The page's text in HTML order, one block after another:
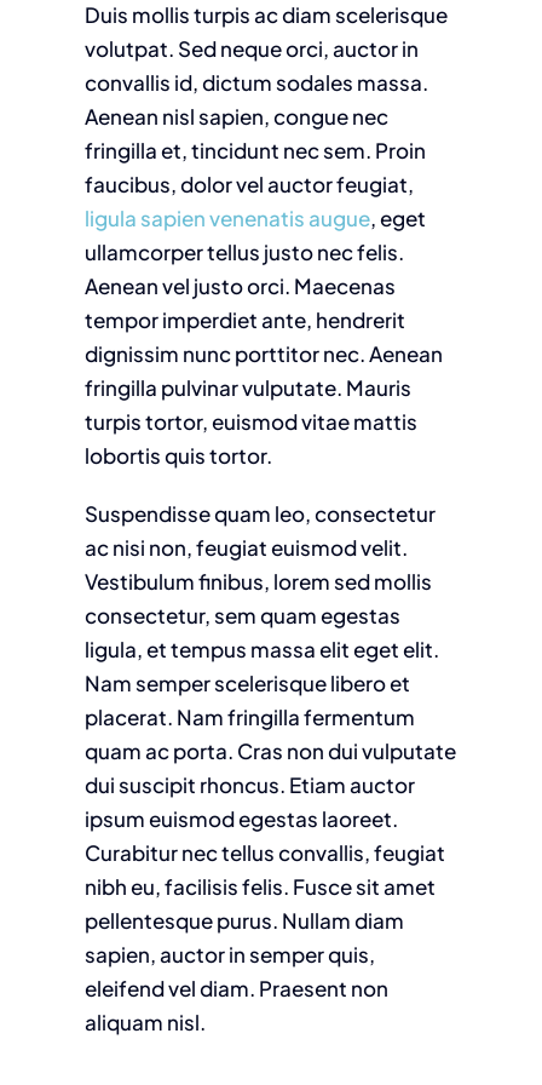
Duis mollis turpis ac diam scelerisque
volutpat. Sed neque orci, auctor in
convallis id, dictum sodales massa.
Aenean nisl sapien, congue nec
fringilla et, tincidunt nec sem. Proin
faucibus, dolor vel auctor feugiat,
ligula sapien venenatis augue, eget
ullamcorper tellus justo nec felis.
Aenean vel justo orci. Maecenas
tempor imperdiet ante, hendrerit
dignissim nunc porttitor nec. Aenean
fringilla pulvinar vulputate. Mauris
turpis tortor, euismod vitae mattis
lobortis quis tortor.
Suspendisse quam leo, consectetur
ac nisi non, feugiat euismod velit.
Vestibulum finibus, lorem sed mollis
consectetur, sem quam egestas
ligula, et tempus massa elit eget elit.
Nam semper scelerisque libero et
placerat. Nam fringilla fermentum
quam ac porta. Cras non dui vulputate
dui suscipit rhoncus. Etiam auctor
ipsum euismod egestas laoreet.
Curabitur nec tellus convallis, feugiat
nibh eu, facilisis felis. Fusce sit amet
pellentesque purus. Nullam diam
sapien, auctor in semper quis,
eleifend vel diam. Praesent non
aliquam nisl.